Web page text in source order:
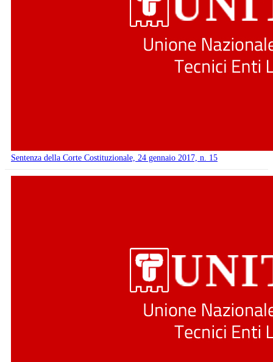
Sentenza della Corte Costituzionale, 24 gennaio 2017, n. 15